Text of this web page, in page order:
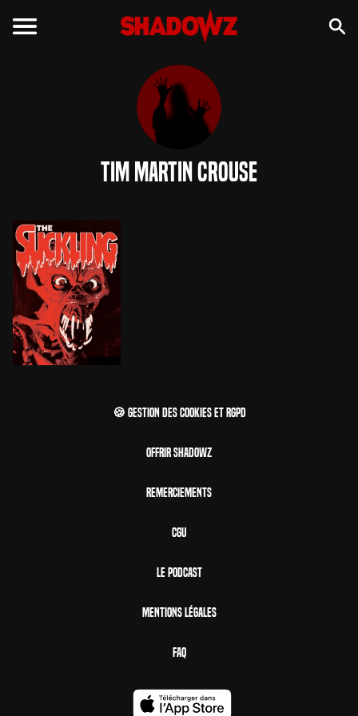
Tim Martin Crouse
🍪 Gestion des cookies et RGPD
Offrir Shadowz
Remerciements
CGU
Le Podcast
Mentions Légales
FAQ